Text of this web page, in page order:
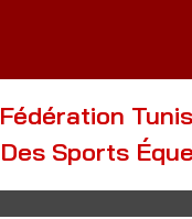
Fédération
Des Sports